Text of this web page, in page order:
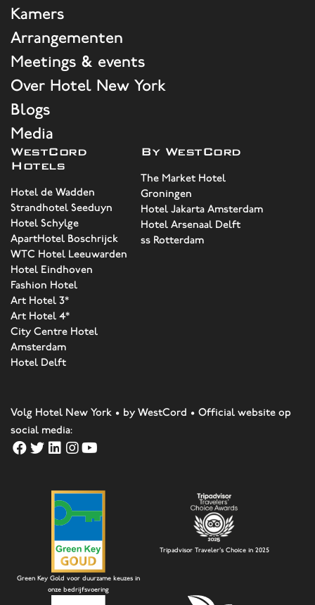
Kamers
Arrangementen
Meetings & events
Over Hotel New York
Blogs
Media
WestCord
Hotels
Hotel de Wadden
Strandhotel Seeduyn
Hotel Schylge
ApartHotel Boschrijck
WTC Hotel Leeuwarden
Hotel Eindhoven
Fashion Hotel
Art Hotel 3*
Art Hotel 4*
City Centre Hotel
Amsterdam
Hotel Delft
By WestCord
The Market Hotel
Groningen
Hotel Jakarta Amsterdam
Hotel Arsenaal Delft
ss Rotterdam
Volg Hotel New York • by WestCord • Official website op
social media:
Green Key Gold voor duurzame keuzes in
onze bedrijfsvoering
Tripadvisor Traveler's Choice in 2025